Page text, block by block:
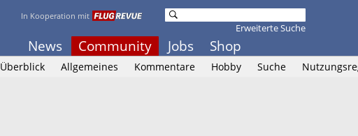
In Kooperation mit
News Community Jobs Shop
Erweiterte Suche
Überblick Allgemeines Kommentare Hobby Suche